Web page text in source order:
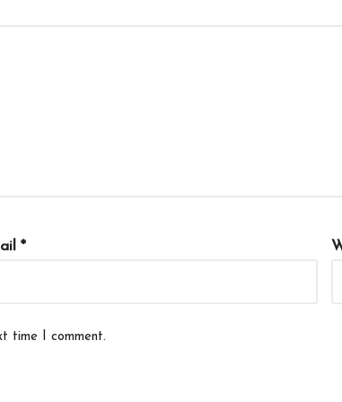
*
time I comment.